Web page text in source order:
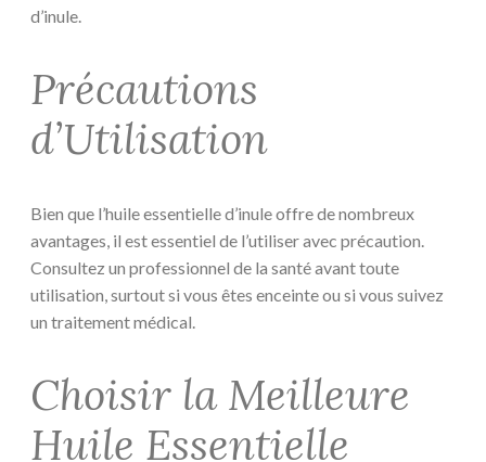
d’inule.
Précautions
d’Utilisation
Bien que l’huile essentielle d’inule offre de nombreux
avantages, il est essentiel de l’utiliser avec précaution.
Consultez un professionnel de la santé avant toute
utilisation, surtout si vous êtes enceinte ou si vous suivez
un traitement médical.
Choisir la Meilleure
Huile Essentielle